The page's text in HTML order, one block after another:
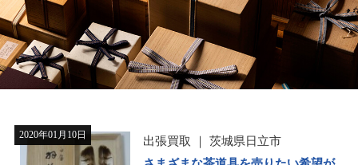
出張買取
茨城県日立市
2020年01月10日